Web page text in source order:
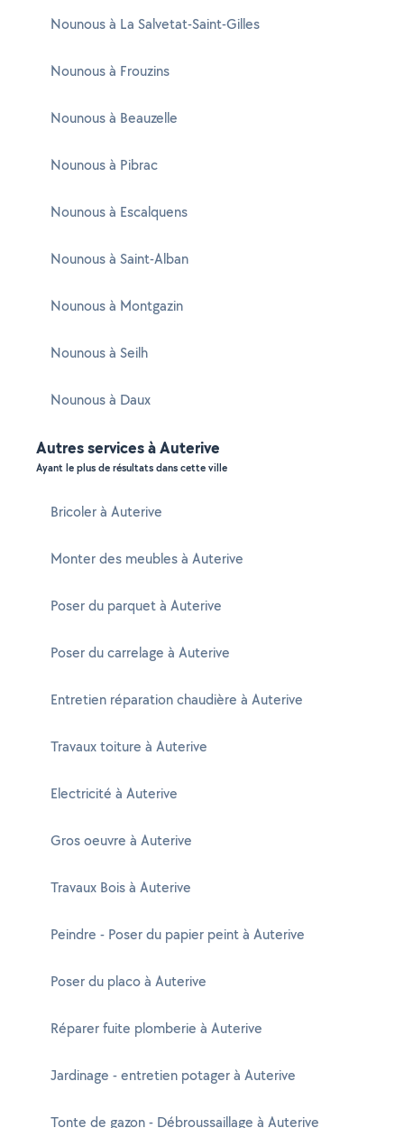
Nounous à La Salvetat-Saint-Gilles
Nounous à Frouzins
Nounous à Beauzelle
Nounous à Pibrac
Nounous à Escalquens
Nounous à Saint-Alban
Nounous à Montgazin
Nounous à Seilh
Nounous à Daux
Autres services à Auterive
Ayant le plus de résultats dans cette ville
Bricoler à Auterive
Monter des meubles à Auterive
Poser du parquet à Auterive
Poser du carrelage à Auterive
Entretien réparation chaudière à Auterive
Travaux toiture à Auterive
Electricité à Auterive
Gros oeuvre à Auterive
Travaux Bois à Auterive
Peindre - Poser du papier peint à Auterive
Poser du placo à Auterive
Réparer fuite plomberie à Auterive
Jardinage - entretien potager à Auterive
Tonte de gazon - Débroussaillage à Auterive